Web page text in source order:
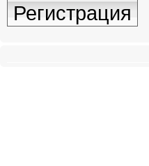
Регистрация